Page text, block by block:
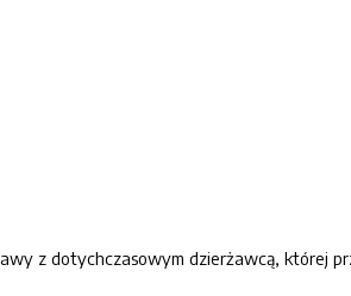
z dotychczasowym dzierżawcą, której